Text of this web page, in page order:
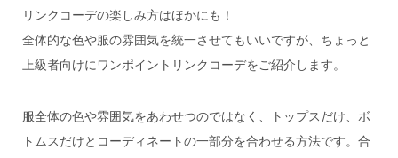
リンクコーデの楽しみ方はほかにも！
全体的な色や服の雰囲気を統一させてもいいですが、ちょっと
上級者向けにワンポイントリンクコーデをご紹介します。
服全体の色や雰囲気をあわせつのではなく、トップスだけ、ボ
トムスだけとコーディネートの一部分を合わせる方法です。合